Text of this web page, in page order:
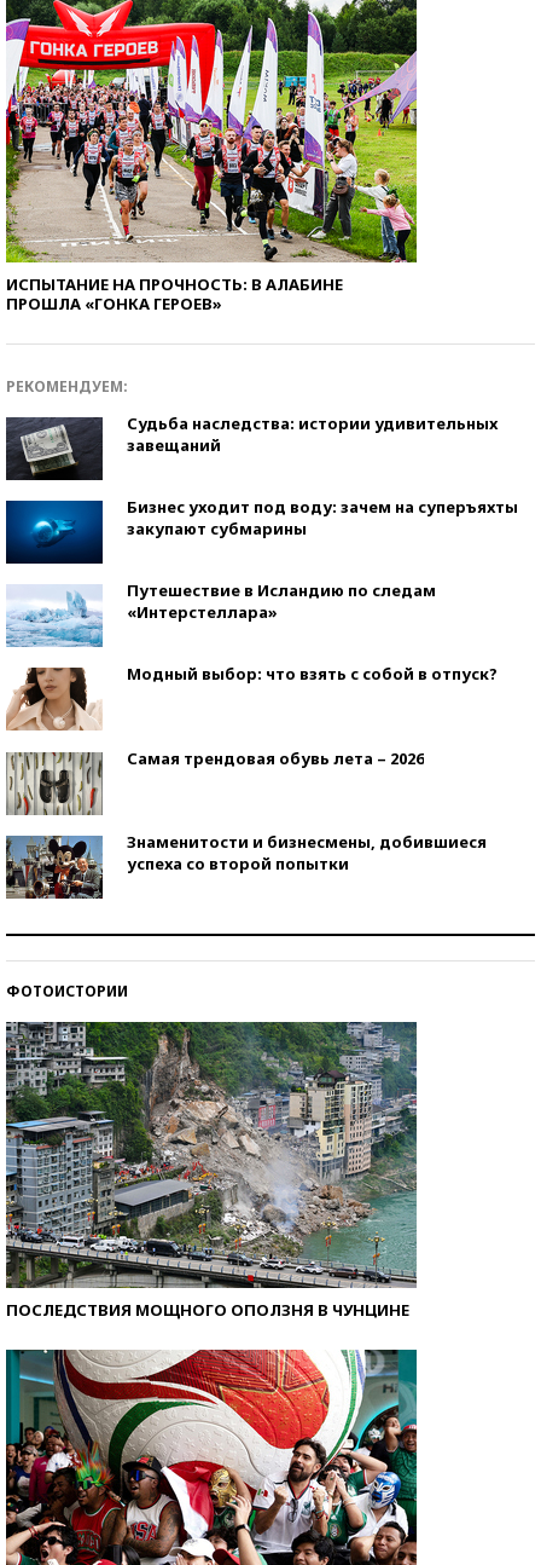
ИСПЫТАНИЕ НА ПРОЧНОСТЬ: В АЛАБИНЕ
ПРОШЛА «ГОНКА ГЕРОЕВ»
РЕКОМЕНДУЕМ:
Судьба наследства: истории удивительных
завещаний
Бизнес уходит под воду: зачем на суперъяхты
закупают субмарины
Путешествие в Исландию по следам
«Интерстеллара»
Модный выбор: что взять с собой в отпуск?
Самая трендовая обувь лета – 2026
Знаменитости и бизнесмены, добившиеся
успеха со второй попытки
ФОТОИСТОРИИ
ПОСЛЕДСТВИЯ МОЩНОГО ОПОЛЗНЯ В ЧУНЦИНЕ